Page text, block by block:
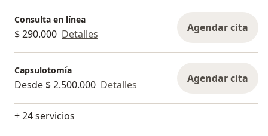
Consulta en línea
$ 290.000 Detalles Agendar cita
Capsulotomía
Desde $ 2.500.000 Detalles Agendar cita
+ 24 servicios